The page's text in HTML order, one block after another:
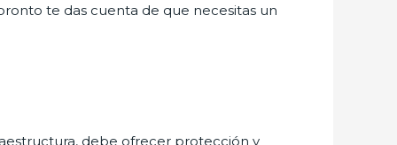
te das cuenta de que necesitas un
debe ofrecer protección y